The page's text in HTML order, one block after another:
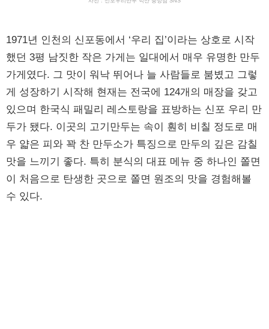
1971년 인천의 신포동에서 ‘우리 집’이라는 상호로 시작
했던 3평 남짓한 작은 가게는 일대에서 매우 유명한 만두
가게였다. 그 맛이 워낙 뛰어나 늘 사람들로 붐볐고 그렇
게 성장하기 시작해 현재는 전국에 124개의 매장을 갖고
있으며 한국식 패밀리 레스토랑을 표방하는 신포 우리 만
두가 됐다. 이곳의 고기만두는 속이 훤히 비칠 정도로 매
우 얇은 피와 꽉 찬 만두소가 특징으로 만두의 깊은 감칠
맛을 느끼기 좋다. 특히 분식의 대표 메뉴 중 하나인 쫄면
이 처음으로 탄생한 곳으로 쫄면 원조의 맛을 경험해볼
수 있다.